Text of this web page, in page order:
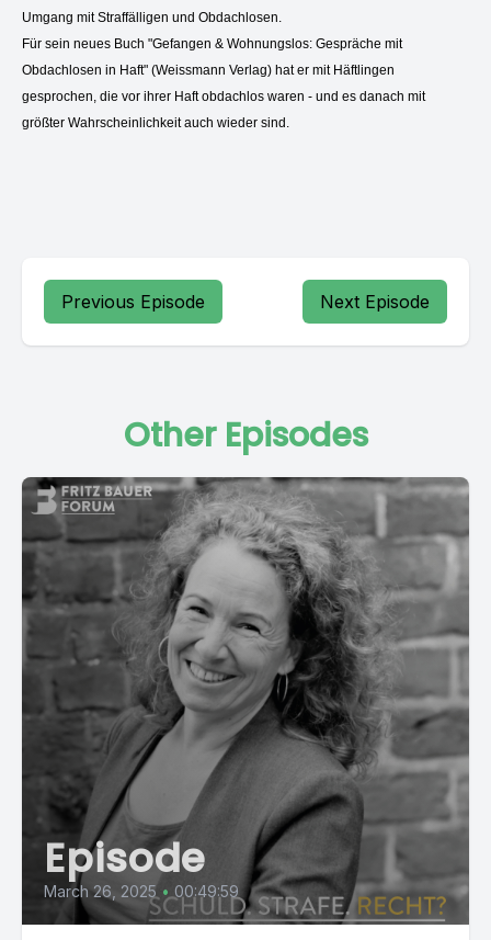
Umgang mit Straffälligen und Obdachlosen.
Für sein neues Buch "Gefangen & Wohnungslos: Gespräche mit
Obdachlosen in Haft" (Weissmann Verlag) hat er mit Häftlingen
gesprochen, die vor ihrer Haft obdachlos waren - und es danach mit
größter Wahrscheinlichkeit auch wieder sind.
Previous Episode Next Episode
Other Episodes
Episode
March 26, 2025 • 00:49:59